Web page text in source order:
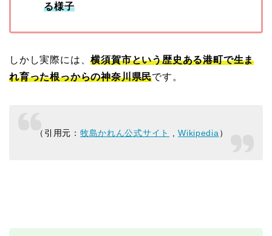
る様子
しかし実際には、横須賀市という歴史ある港町で生ま
れ育った根っからの神奈川県民です。
（引用元： 牧島かれん公式サイト ,Wikipedia）